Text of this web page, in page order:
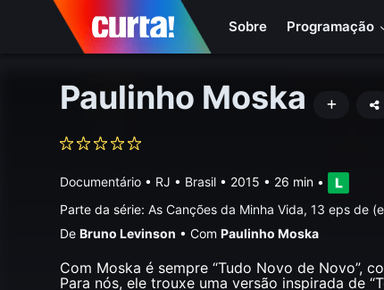
Sobre Programação
Paulinho Moska
Documentário • RJ • Brasil • 2015 • 26 min •
Parte da série:As Canções da Minha Vida, 13 eps de
DeBruno Levinson •ComPaulinho Moska
Com Moska é sempre “Tudo Novo de Novo”,
Para nós, ele trouxe uma versão inspirada de